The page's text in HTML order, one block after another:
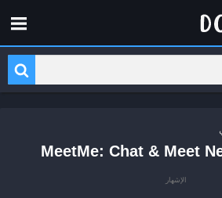
MeetMe: Chat & Meet
الإشهار